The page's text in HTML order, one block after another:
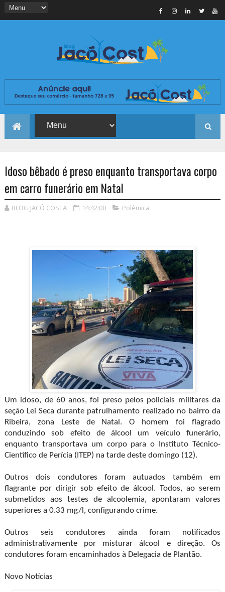
Idoso bêbado é preso enquanto transportava corpo
em carro funerário em Natal
BLOG JACÓ COSTA 14:42:00 Polêmica
Um idoso, de 60 anos, foi preso pelos policiais militares da
seção Lei Seca durante patrulhamento realizado no bairro da
Ribeira, zona Leste de Natal. O homem foi flagrado
conduzindo sob efeito de álcool um veículo funerário,
enquanto transportava um corpo para o Instituto Técnico-
Científico de Perícia (ITEP) na tarde deste domingo (12).
Outros dois condutores foram autuados também em
flagrante por dirigir sob efeito de álcool. Todos, ao serem
submetidos aos testes de alcoolemia, apontaram valores
superiores a 0.33 mg/l, configurando crime.
Outros seis condutores ainda foram notificados
administrativamente por misturar álcool e direção. Os
condutores foram encaminhados à Delegacia de Plantão.
Novo Notícias